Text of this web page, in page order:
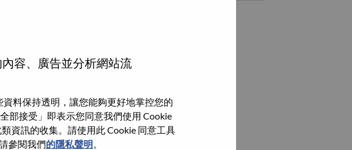
容、廣告並分析網站流
料保持透明，讓您能夠更好地掌控您的
部接受」即表示您同意我們使用 Cookie
資訊的收集。請使用此 Cookie 同意工具
參閱我們的隱私聲明。
Android 性能优化工程师
武汉（Wuhan）, Hubei, 中國,
武汉（Wuhan）, Hubei, 中國,
瀏覽全部